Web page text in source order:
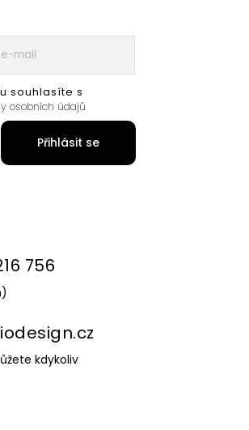
756
kdykoliv
souhlasíte s
osobních údajů
Přihlásit se